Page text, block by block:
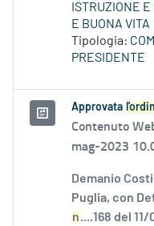
ISTRUZIONE
E BUONA VITA
Tipologia:
PRESIDENTE
Approvata
Contenuto
mag-2023
Demanio
Puglia, con
n....168 del